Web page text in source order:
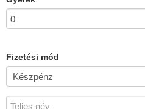
Fizetési mód